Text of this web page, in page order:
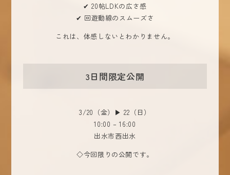
✔ 20帖LDKの広さ感
✔ 回遊動線のスムーズさ
これは、体感しないとわかりません。
3日間限定公開
3/20（金）▶ 22（日）
10:00 – 16:00
出水市西出水
◇今回限りの公開です。